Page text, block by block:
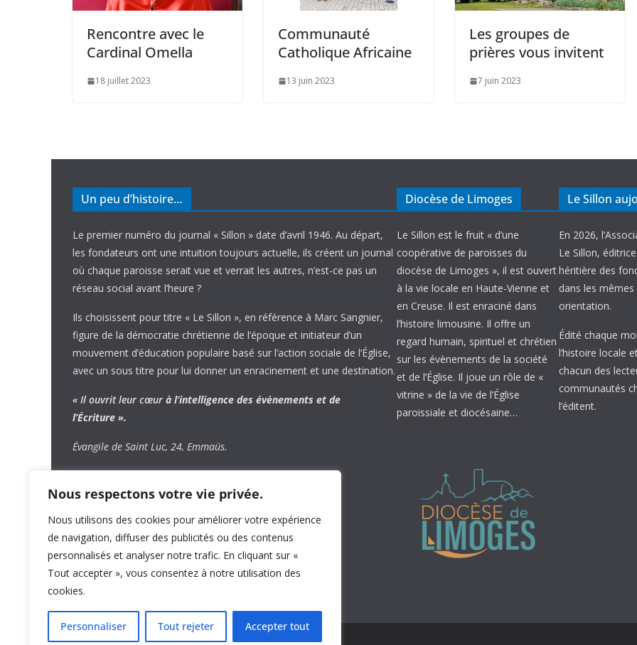
Nous respectons votre vie privée.
Nous utilisons des cookies pour améliorer votre expérience
de navigation, diffuser des publicités ou des contenus
personnalisés et analyser notre trafic. En cliquant sur «
Tout accepter », vous consentez à notre utilisation des
cookies.
Personnaliser Tout rejeter Accepter tout
Rencontre avec le
Cardinal Omella
18 juillet 2023
Communauté
Catholique Africaine
13 juin 2023
Les groupes de
prières vous invitent
7 juin 2023
Un peu d’histoire…
Le premier numéro du journal « Sillon » date d’avril 1946. Au départ,
les fondateurs ont une intuition toujours actuelle, ils créent un journal
où chaque paroisse serait vue et verrait les autres, n’est-ce pas un
réseau social avant l’heure ?
Ils choisissent pour titre « Le Sillon », en référence à Marc Sangnier,
figure de la démocratie chrétienne de l’époque et initiateur d’un
mouvement d’éducation populaire basé sur l’action sociale de l’Église,
avec un sous titre pour lui donner un enracinement et une destination.
« Il ouvrit leur cœur à l’intelligence des évènements et de
l’Écriture ».
Évangile de Saint Luc, 24, Emmaüs.
Diocèse de Limoges
Le Sillon est le fruit « d’une
coopérative de paroisses du
diocèse de Limoges », il est ouvert
à la vie locale en Haute-Vienne et
en Creuse. Il est enraciné dans
l’histoire limousine. Il offre un
regard humain, spirituel et chrétien
sur les évènements de la société
et de l’Église. Il joue un rôle de «
vitrine » de la vie de l’Église
paroissiale et diocésaine…
Le Sillon
En 2026,
Le Sillon,
héritière des
dans les
orientation.
Édité chaque
l’histoire locale
chacun des
communautés
l’éditent.